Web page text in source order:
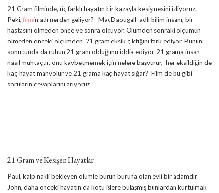
21 Gram filminde, üç farklı hayatın bir kazayla kesişmesini izliyoruz.
Peki, filmin adı nerden geliyor? MacDaougall adlı bilim insanı, bir
hastasını ölmeden önce ve sonra ölçüyor. Ölümden sonraki ölçümün
ölmeden önceki ölçümden 21 gram eksik çıktığını fark ediyor. Bunun
sonucunda da ruhun 21 gram olduğunu iddia ediyor. 21 grama insan
nasıl muhtaçtır, onu kaybetmemek için nelere başvurur, her eksildiğin de
kaç hayat mahvolur ve 21 grama kaç hayat sığar? Film de bu gibi
soruların cevaplarını arıyoruz.
21 Gram ve Kesişen Hayatlar
Paul, kalp nakli bekleyen ölümle burun buruna olan evli bir adamdır.
John, daha önceki hayatın da kötü işlere bulaşmış bunlardan kurtulmak